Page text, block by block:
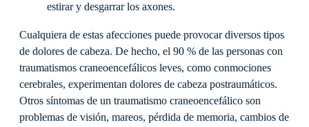
estirar y desgarrar los axones.
Cualquiera de estas afecciones puede provocar diversos tipos
de dolores de cabeza. De hecho, el 90 % de las personas con
traumatismos craneoencefálicos leves, como conmociones
cerebrales, experimentan dolores de cabeza postraumáticos.
Otros síntomas de un traumatismo craneoencefálico son
problemas de visión, mareos, pérdida de memoria, cambios de